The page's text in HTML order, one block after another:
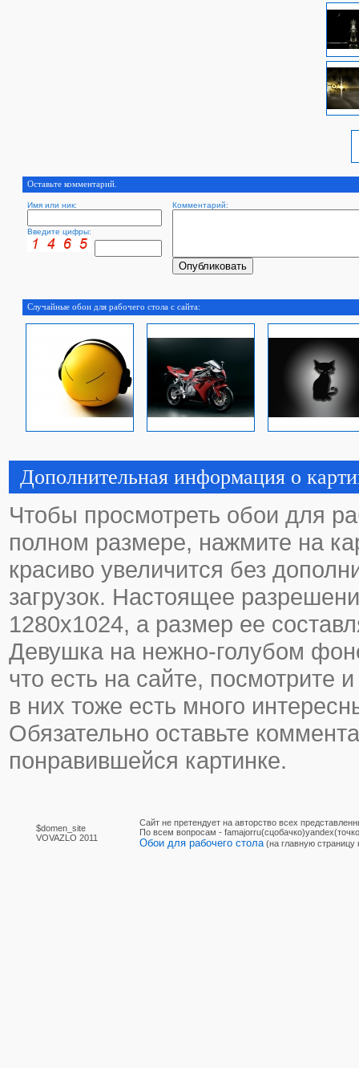
Оставьте комментарий.
Имя или ник: Комментарий:
Введите цифры:
Случайные обои для рабочего стола с сайта:
Дополнительная информация о
Чтобы просмотреть обои для
полном размере, нажмите на
красиво увеличится без
загрузок. Настоящее
1280х1024, а размер ее
Девушка на нежно-голубом
что есть на сайте, посмотрите
в них тоже есть много
Обязательно оставьте
понравившейся картинке.
$domen_site
VOVAZLO 2011
Сайт не претендует на авторство всех
По вcем вопросам -
Обои для рабочего стола (на главную страницу